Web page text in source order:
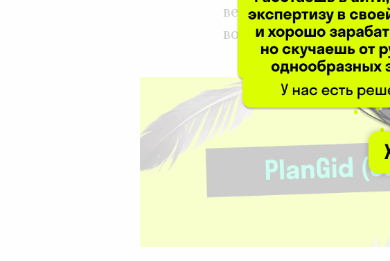
ведь именно здесь
возглавляет этот